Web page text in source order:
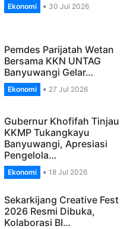
OJK, LPS dan BI Soroti
Pemdes Parijatah Wetan
Bersama KKN UNTAG
Ekonomi 27 Jul 2026
Gubernur Khofifah Tinjau
KKMP Tukangkayu
Banyuwangi, Apresiasi
Ekonomi 18 Jul 2026